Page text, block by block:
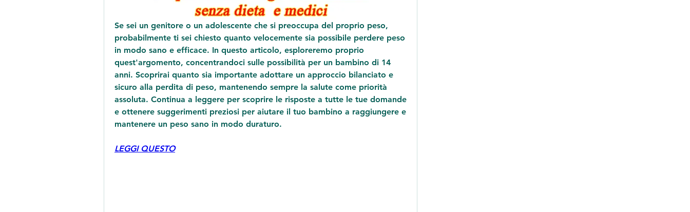
Se sei un genitore o un adolescente che si preoccupa del proprio peso,
probabilmente ti sei chiesto quanto velocemente sia possibile perdere peso
in modo sano e efficace. In questo articolo, esploreremo proprio
quest'argomento, concentrandoci sulle possibilità per un bambino di 14
anni. Scoprirai quanto sia importante adottare un approccio bilanciato e
sicuro alla perdita di peso, mantenendo sempre la salute come priorità
assoluta. Continua a leggere per scoprire le risposte a tutte le tue domande
e ottenere suggerimenti preziosi per aiutare il tuo bambino a raggiungere e
mantenere un peso sano in modo duraturo.
LEGGI QUESTO